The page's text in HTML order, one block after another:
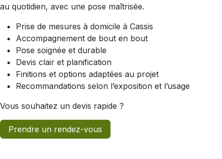
au quotidien, avec une pose maîtrisée.
Prise de mesures à domicile à Cassis
Accompagnement de bout en bout
Pose soignée et durable
Devis clair et planification
Finitions et options adaptées au projet
Recommandations selon l’exposition et l’usage
Vous souhaitez un devis rapide ?
Prendre un rendez-vous